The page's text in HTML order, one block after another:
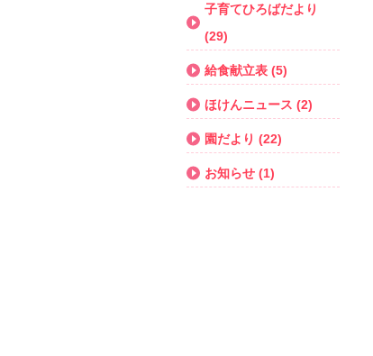
子育てひろばだより
(29)
給食献立表 (5)
ほけんニュース (2)
園だより (22)
お知らせ (1)